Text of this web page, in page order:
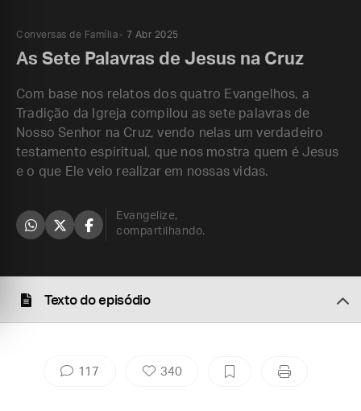
Conversas de Família 7 Abr 2025
As Sete Palavras de Jesus na Cruz
Com base nos relatos dos quatro Evangelhos, a
Tradição da Igreja compilou as sete palavras de
Nosso Senhor na Cruz, vendo nelas um verdadeiro
testamento espiritual, que nos mostra quem é Jesus
e o que Ele veio realizar em nossas vidas.
Evangelize,
compartilhando.
Texto do episódio
117 340